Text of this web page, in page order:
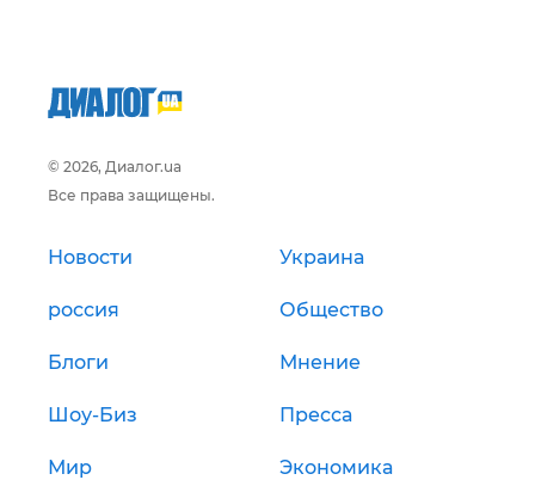
© 2026, Диалог.ua
Все права защищены.
Новости Украина
россия Общество
Блоги Мнение
Шоу-Биз Пресса
Мир Экономика